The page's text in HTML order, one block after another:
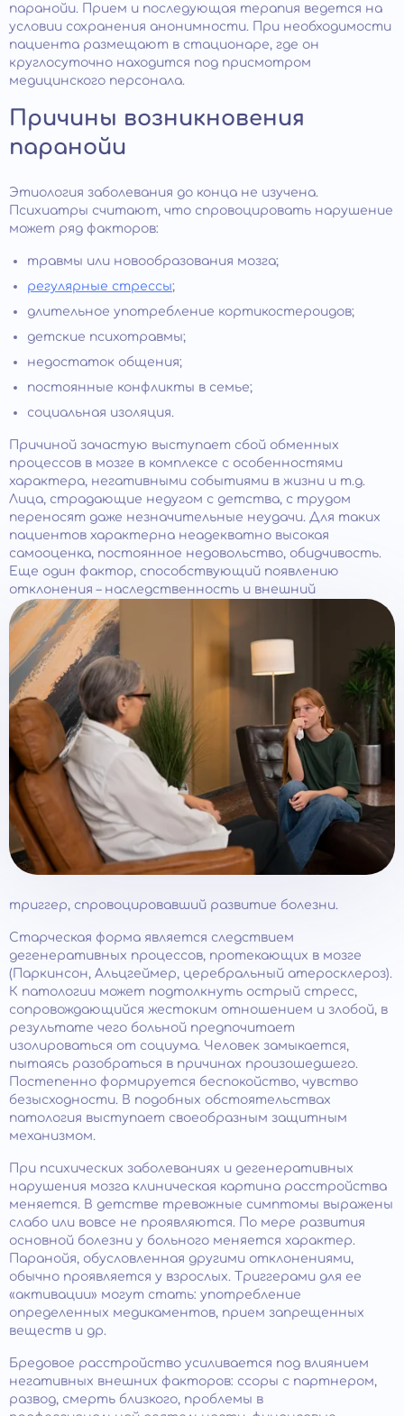
паранойи. Прием и последующая терапия ведется на
условии сохранения анонимности. При необходимости
пациента размещают в стационаре, где он
круглосуточно находится под присмотром
медицинского персонала.
Причины возникновения
паранойи
Этиология заболевания до конца не изучена.
Психиатры считают, что спровоцировать нарушение
может ряд факторов:
травмы или новообразования мозга;
регулярные стрессы;
длительное употребление кортикостероидов;
детские психотравмы;
недостаток общения;
постоянные конфликты в семье;
социальная изоляция.
Причиной зачастую выступает сбой обменных
процессов в мозге в комплексе с особенностями
характера, негативными событиями в жизни и т.д.
Лица, страдающие недугом с детства, с трудом
переносят даже незначительные неудачи. Для таких
пациентов характерна неадекватно высокая
самооценка, постоянное недовольство, обидчивость.
Еще один фактор, способствующий появлению
отклонения – наследственность и внешний
триггер, спровоцировавший развитие болезни.
Старческая форма является следствием
дегенеративных процессов, протекающих в мозге
(Паркинсон, Альцгеймер, церебральный атеросклероз).
К патологии может подтолкнуть острый стресс,
сопровождающийся жестоким отношением и злобой, в
результате чего больной предпочитает
изолироваться от социума. Человек замыкается,
пытаясь разобраться в причинах произошедшего.
Постепенно формируется беспокойство, чувство
безысходности. В подобных обстоятельствах
патология выступает своеобразным защитным
механизмом.
При психических заболеваниях и дегенеративных
нарушения мозга клиническая картина расстройства
меняется. В детстве тревожные симптомы выражены
слабо или вовсе не проявляются. По мере развития
основной болезни у больного меняется характер.
Паранойя, обусловленная другими отклонениями,
обычно проявляется у взрослых. Триггерами для ее
«активации» могут стать: употребление
определенных медикаментов, прием запрещенных
веществ и др.
Бредовое расстройство усиливается под влиянием
негативных внешних факторов: ссоры с партнером,
развод, смерть близкого, проблемы в